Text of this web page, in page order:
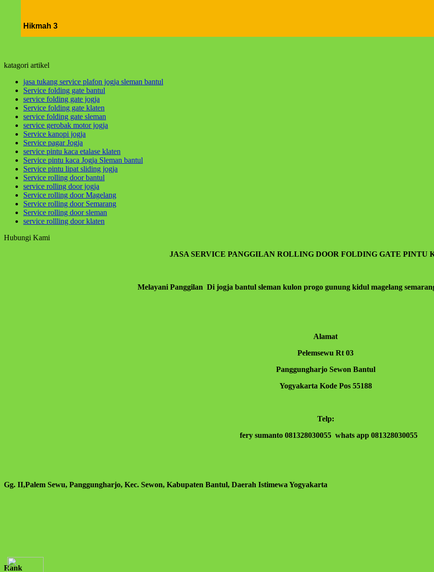
Hikmah 3
hikmah 4
Apabila telah ditunaikan sholat,maka bertebaranlah kamu dimuka bumi dan carilah karunia Allah dan ingatlah
Sahabatku..karunia Allah tak hanya berbentuk uang,bisa ilmu,hikmah,kesehatan,silaturahmi,kekuatan iman dan
katagori artikel
jasa tukang service plafon jogja sleman bantul
Service folding gate bantul
service folding gate jogja
Service folding gate klaten
service folding gate sleman
service gerobak motor jogja
Service kanopi jogja
Service pagar Jogja
service pintu kaca etalase klaten
Service pintu kaca Jogja Sleman bantul
Service pintu lipat sliding jogja
Service rolling door bantul
service rolling door jogja
Service rolling door Magelang
Service rolling door Semarang
Service rolling door sleman
service rollling door klaten
Hubungi Kami
JASA SERVICE PANGGILAN ROLLING DOOR FOLDING GATE PINTU
Melayani Panggilan Di jogja bantul sleman kulon progo gunung kidul magelang
Alamat
Pelemsewu Rt 03
Panggungharjo Sewon Bantul
Yogyakarta Kode Pos 55188
Telp:
fery sumanto 081328030055 whats app 081328030055
Gg. II,Palem Sewu, Panggungharjo, Kec. Sewon, Kabupaten Bantul, Daerah Istimewa Yogyakarta
Rank